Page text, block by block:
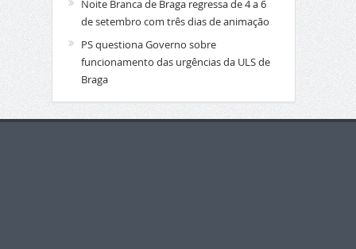
Noite Branca de Braga regressa de 4 a 6
de setembro com três dias de animação
PS questiona Governo sobre
funcionamento das urgências da ULS de
Braga